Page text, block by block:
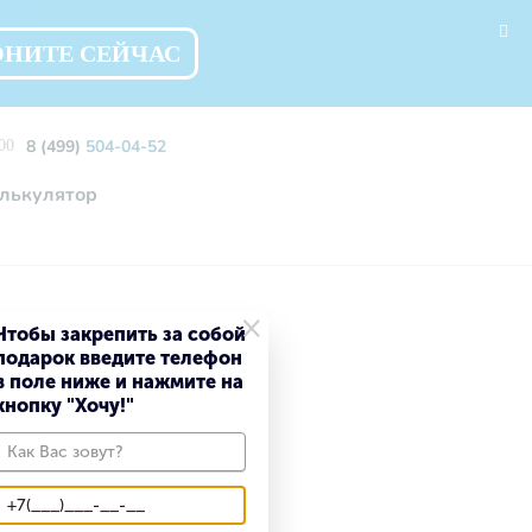
СЕЙЧАС
8 (499) 504-04-52
персональных данных
×
закрепить за собой
введите телефон
поле ниже и нажмите на
"Хочу!"